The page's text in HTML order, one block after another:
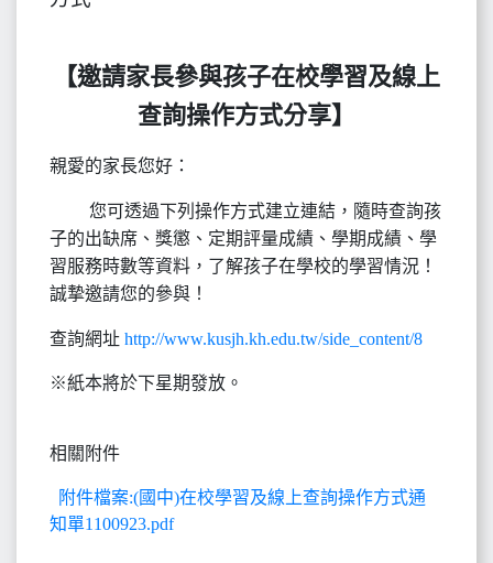
【邀請家長參與孩子在校學習及線上
查詢操作方式分享】
親愛的家長您好：
您可透過下列操作方式建立連結，隨時查詢孩
子的出缺席、獎懲、定期評量成績、學期成績、學
習服務時數等資料，了解孩子在學校的學習情況！
誠摯邀請您的參與！
查詢網址 http://www.kusjh.kh.edu.tw/side_content/8
※紙本將於下星期發放。
相關附件
附件檔案:(國中)在校學習及線上查詢操作方式通
知單1100923.pdf